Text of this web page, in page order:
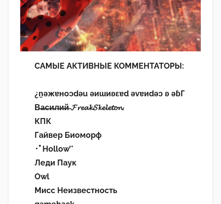
САМЫЕ АКТИВНЫЕ КОММЕНТАТОРЫ:
¿n̯ǝжɐноɔdǝu ǝиɯиʚεɐd ǝvɐиdǝɔ ʚ ǝɓГ
В̶а̶с̶и̶л̶и̶й̶ 𝓕𝓻𝓮𝓪𝓴𝓢𝓴𝓮𝓵𝓮𝓽𝓸𝓷.
КПК
Гайвер Биоморф
･ﾟHollow’°
Леди Паук
Owl
Мисс Неизвестность